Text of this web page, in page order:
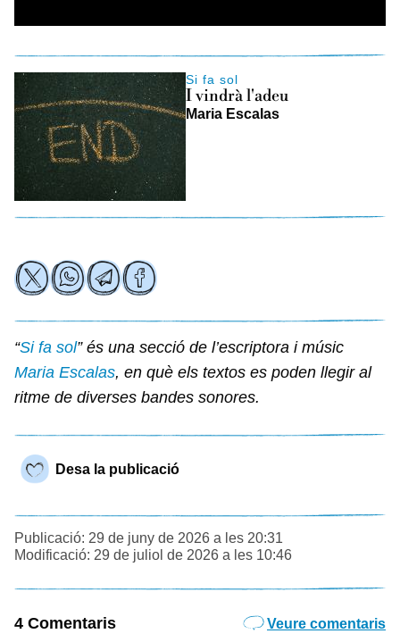
Si fa sol
I vindrà l'adeu
Maria Escalas
“Si fa sol” és una secció de l’escriptora i músic
Maria Escalas, en què els textos es poden llegir al
ritme de diverses bandes sonores.
Desa la publicació
Publicació: 29 de juny de 2026 a les 20:31
Modificació: 29 de juliol de 2026 a les 10:46
4 Comentaris Veure comentaris